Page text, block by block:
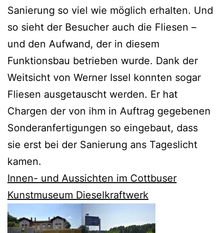
Sanierung so viel wie möglich erhalten. Und
so sieht der Besucher auch die Fliesen –
und den Aufwand, der in diesem
Funktionsbau betrieben wurde. Dank der
Weitsicht von Werner Issel konnten sogar
Fliesen ausgetauscht werden. Er hat
Chargen der von ihm in Auftrag gegebenen
Sonderanfertigungen so eingebaut, dass
sie erst bei der Sanierung ans Tageslicht
kamen.
Innen- und Aussichten im Cottbuser
Kunstmuseum Dieselkraftwerk